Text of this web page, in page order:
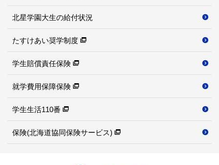
北星学園大生の給付状況
たすけあい奨学制度
学生賠償責任保険
就学費用保障保険
学生生活110番
保険(北海道協同保険サービス)